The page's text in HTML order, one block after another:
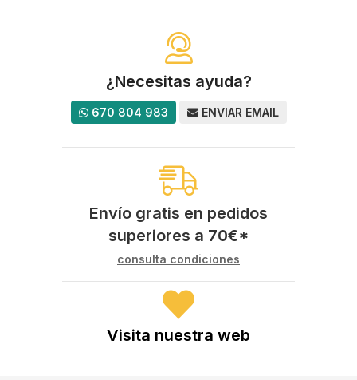
¿Necesitas ayuda?
670 804 983 ENVIAR EMAIL
Envío gratis en pedidos
superiores a 70€*
consulta condiciones
Visita nuestra web